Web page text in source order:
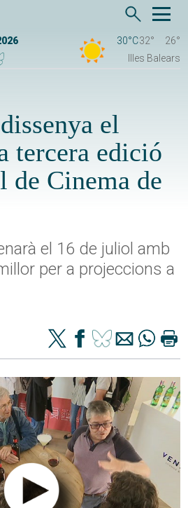
30°C32°
26°
Illes Balears
el
tercera edició
de Cinema de
el 16 de juliol amb
per a projeccions a